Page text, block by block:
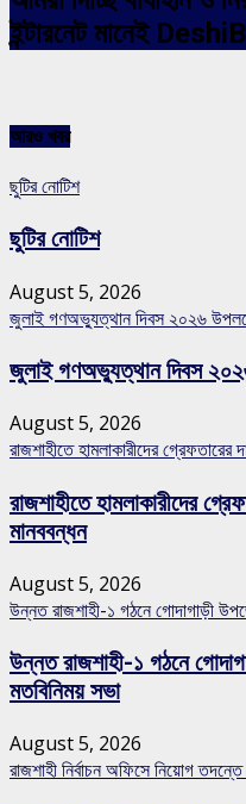
ইন্টারনেট মানেই
আরও খবর
ছুটির নোটিশ
ছুটির নোটিশ
August 5, 2026
জুলাই গণঅভ্যুত্থান দিবস ২০২৬
জুলাই গণঅভ্যুত্থান দিবস
August 5, 2026
রাজশাহীতে হামলাকারীদের গ্রেফতারের
রাজশাহীতে হামলাকারীদের
মানববন্ধন
August 5, 2026
উন্নত রাজশাহী-১ গঠনে গোদাগাড়ী
উন্নত রাজশাহী-১ গঠনে
মতবিনিময় সভা
August 5, 2026
রাজশাহী নির্বাচন অফিসে নিয়োগ